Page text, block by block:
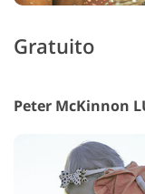
Gratuito
Peter McKinnon